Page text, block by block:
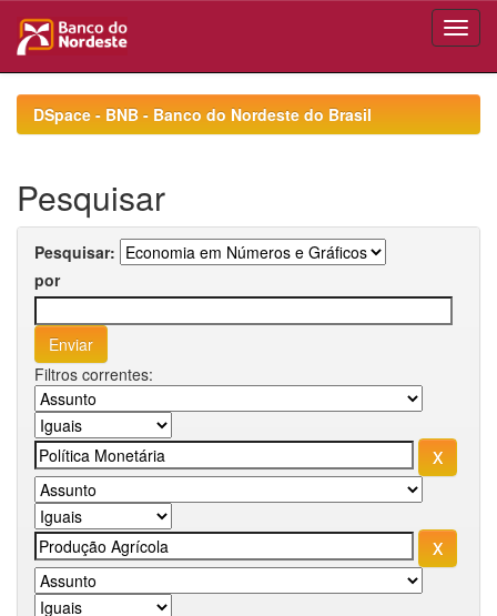
navigationDSpace - BNB - Banco do Nordeste do Brasil
Pesquisar
Pesquisar:
por
Filtros correntes: